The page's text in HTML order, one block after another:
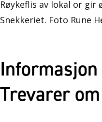
Røykeflis av lokal or
Snekkeriet. Foto Rune
Trevarer